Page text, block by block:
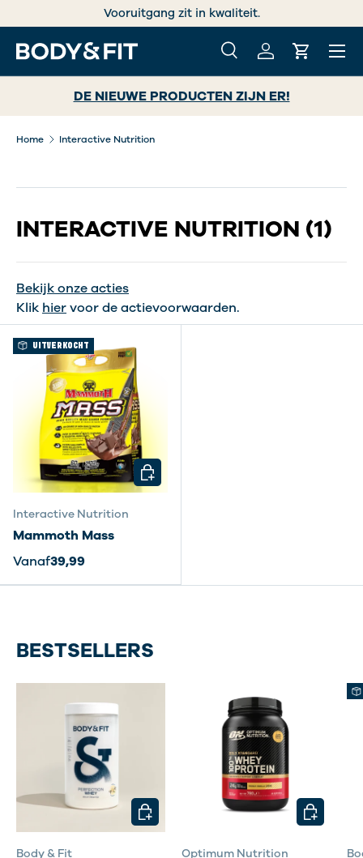
GA NAAR INHOUD
Vooruitgang zit in kwaliteit.
Zoeken
ZoekenInloggen
Menu
DE NIEUWE PRODUCTEN ZIJN ER!
Home Interactive Nutrition
INTERACTIVE NUTRITION (1)
Bekijk onze acties
Klik hiervoor de actievoorwaarden.
UITVERKOCHT
Interactive Nutrition
Mammoth Mass
Vanaf39,99
KIES MOGELIJKHEDEN
BESTSELLERS
Body & Fit
KIES MOGELIJKHEDEN
Optimum Nutrition
KIES